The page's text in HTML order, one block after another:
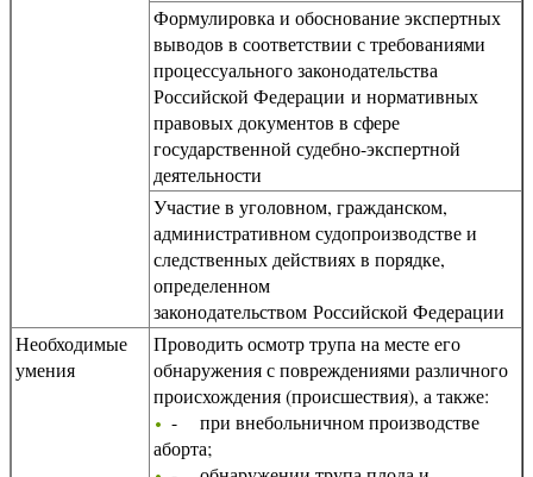
Формулировка и обоснование экспертных
выводов в соответствии с требованиями
процессуального законодательства
Российской Федерации и нормативных
правовых документов в сфере
государственной судебно-экспертной
деятельности
Участие в уголовном, гражданском,
административном судопроизводстве и
следственных действиях в порядке,
определенном
законодательством Российской Федерации
Необходимые
умения
Проводить осмотр трупа на месте его
обнаружения с повреждениями различного
происхождения (происшествия), а также:
- при внебольничном производстве
аборта;